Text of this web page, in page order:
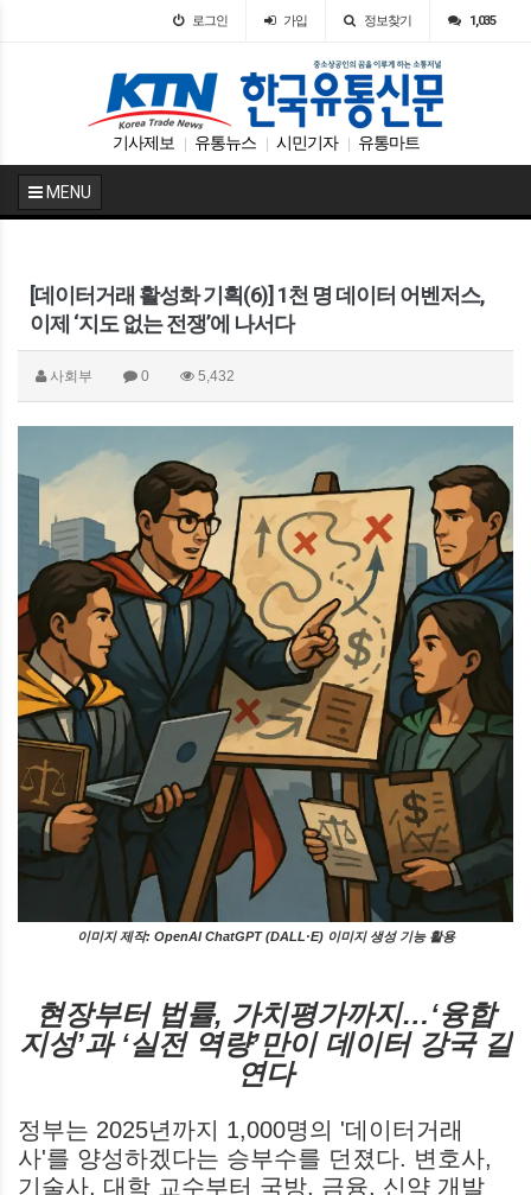
로그인 가입 정보찾기 1,035
기사제보 유통뉴스 시민기자 유통마트
MENU
[데이터거래 활성화 기획(6)] 1천 명 데이터 어벤저스,
이제 ‘지도 없는 전쟁’에 나서다
사회부 0 5,432
이미지 제작: OpenAI ChatGPT (DALL·E) 이미지 생성 기능 활용
현장부터 법률, 가치평가까지…‘융합
지성’과 ‘실전 역량’만이 데이터 강국 길
연다
정부는 2025년까지 1,000명의 '데이터거래
사'를 양성하겠다는 승부수를 던졌다. 변호사,
기술사, 대학 교수부터 국방, 금융, 신약 개발